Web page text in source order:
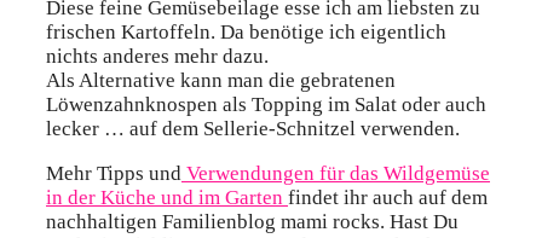
Diese feine Gemüsebeilage esse ich am liebsten zu
frischen Kartoffeln. Da benötige ich eigentlich
nichts anderes mehr dazu.
Als Alternative kann man die gebratenen
Löwenzahnknospen als Topping im Salat oder auch
lecker … auf dem Sellerie-Schnitzel verwenden.
Mehr Tipps und Verwendungen für das Wildgemüse
in der Küche und im Garten findet ihr auch auf dem
nachhaltigen Familienblog mami rocks. Hast Du